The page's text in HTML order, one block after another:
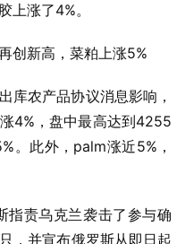
上涨了4%。
创新高，菜粕上涨5%
库农产品协议消息影响，
4%，盘中最高达到4255
。此外，palm涨近5%，
指责乌克兰袭击了参与确
，并宣布俄罗斯从即日起